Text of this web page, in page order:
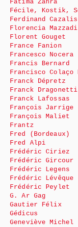
Fatima Zahra
Fécile, Kostik,
Ferdinand Cazalis
Florencia Mazzadi
Florent Gouget
France Fanion
Francesco Nocera
Francis Bernard
Francisco Colaço
Franck Dépretz
Franck Dragonetti
Franck Lafossas
François Jarrige
François Maliet
Frantz
Fred (Bordeaux)
Fred Alpi
Frédéric Ciriez
Frédéric Gircour
Frédéric Legens
Frédéric Lévêque
Frédéric Peylet
G. Ar Gag
Gautier Félix
Gédicus
Geneviève Michel